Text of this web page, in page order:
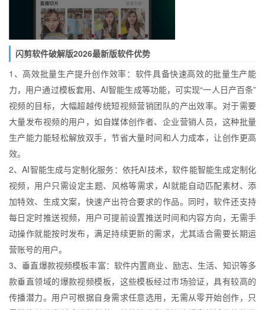
闪剪软件破解版2026最新版软件优势
1、高效批量生产提升创作效率：软件具备快速高效的批量生产能
力，用户通过模板套用、AI智能生成等功能，可实现“一人日产百条”
视频的目标，大幅超越传统短视频营销团队的产出效率。对于需要
大量发布视频的用户，如自媒体创作者、企业营销人员，这种批量
生产能力能轻松解放双手，节省大量时间和人力成本，让创作更高
效。
2、AI智能生成与定制化服务：依托AI技术，软件能智能生成定制化
视频，用户只需设定主题、风格等需求，AI就能自动匹配素材、添
加特效、生成文案，快速产出符合要求的作品。同时，软件还支持
每日定时推送视频，用户可提前设置推送时间和内容方向，无需手
动操作就能按时发布，满足持续更新的需求，尤其适合需要长期运
营账号的用户。
3、垂直爆款视频模板丰富：软件内置商业、励志、生活、知识等多
款垂直领域的爆款视频模板，这些模板经过市场验证，具有较高的
传播潜力。用户可根据自身需求任意选用，无需从零开始创作，只